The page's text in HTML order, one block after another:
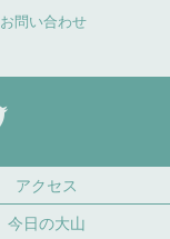
お問い合わせ
アクセス
今日の大山